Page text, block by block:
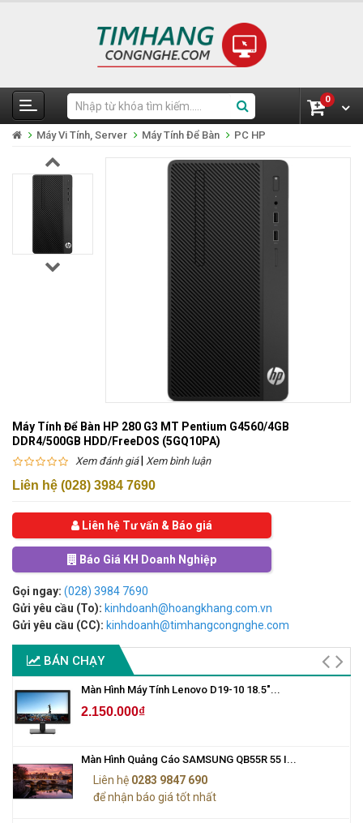
0
Máy Vi Tính, Server Máy Tính Để Bàn PC HP
Máy Tính Để Bàn HP 280 G3 MT Pentium G4560/4GB
DDR4/500GB HDD/FreeDOS (5GQ10PA)
Xem đánh giá| Xem bình luận
Liên hệ (028) 3984 7690
Liên hệ Tư vấn & Báo giá
Báo Giá KH Doanh Nghiệp
Gọi ngay: (028) 3984 7690
Gửi yêu cầu (To): kinhdoanh@hoangkhang.com.vn
Gửi yêu cầu (CC): kinhdoanh@timhangcongnghe.com
BÁN CHẠY
Màn Hình Máy Tính Lenovo D19-10 18.5"...
2.150.000₫
Màn Hình Quảng Cáo SAMSUNG QB55R 55 I...
Liên hệ 0283 9847 690
để nhận báo giá tốt nhất